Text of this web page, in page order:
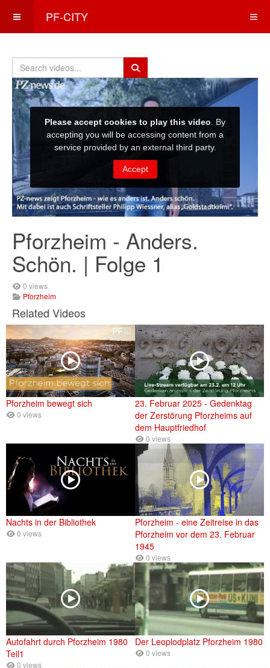
PF-CITY
Pforzheim - Anders.
Schön. | Folge 1
0 views
Pforzheim
Related Videos
Pforzheim bewegt sich
0 views
23. Februar 2025 - Gedenktag
der Zerstörung Pforzheims auf
dem Hauptfriedhof
0 views
Nachts in der Bibliothek
0 views
Pforzheim - eine Zeitreise in das
Pforzheim vor dem 23. Februar
1945
0 views
Autofahrt durch Pforzheim 1980
Teil1
0 views
Der Leoplodplatz Pforzheim 1980
0 views